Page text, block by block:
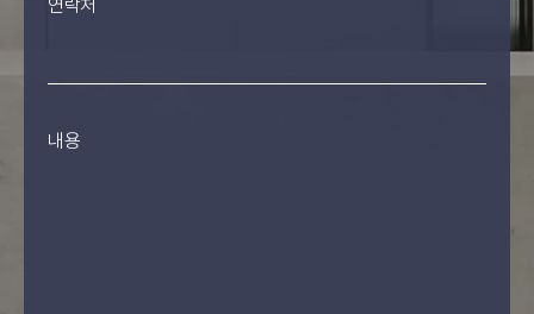
연락처
내용